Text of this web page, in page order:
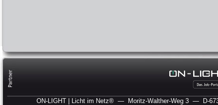
ON-LIGHT | Licht im Netz® — Moritz-Walther-Weg 3 — D-